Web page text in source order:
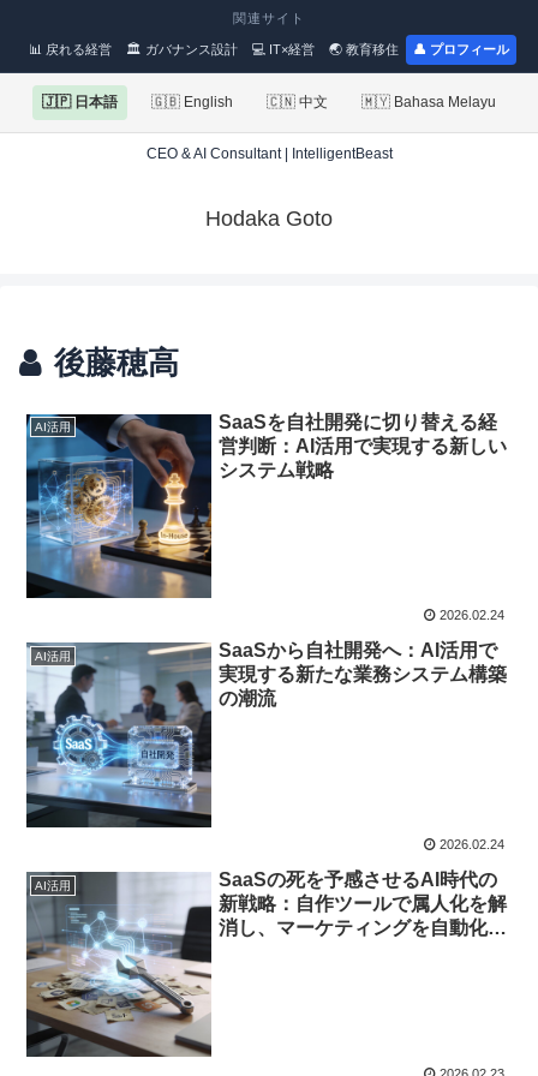
関連サイト
📊 戻れる経営 🏛 ガバナンス設計 💻 IT×経営 🌏 教育移住 👤 プロフィール
🇯🇵 日本語 🇬🇧 English 🇨🇳 中文 🇲🇾 Bahasa Melayu
CEO & AI Consultant | IntelligentBeast
Hodaka Goto
後藤穂高
AI活用
SaaSを自社開発に切り替える経
営判断：AI活用で実現する新しい
システム戦略
2026.02.24
AI活用
SaaSから自社開発へ：AI活用で
実現する新たな業務システム構築
の潮流
2026.02.24
AI活用
SaaSの死を予感させるAI時代の
新戦略：自作ツールで属人化を解
消し、マーケティングを自動化す
2026.02.23